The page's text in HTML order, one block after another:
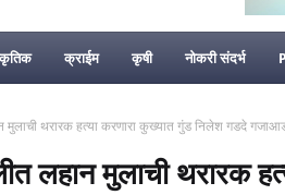
क्राईम कृषी नोकरी संदर्भ
मुलाची थरारक हत्या करणारा कुख्यात गुंड निलेश गडदे
लहान मुलाची थरारक